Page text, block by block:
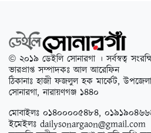
© ২০১৯ ডেইলি সোনারগা । সর্বস্বত্ব
ভারপ্রাপ্ত সম্পাদকঃ আল আরেফিন
ঠিকানাঃ হাজী ফজলুল হক মার্কেট,
সোনারগা, নারায়ণগঞ্জ ১৪৪০
মোবাইলঃ ০১৪০০০০৫৪৮৪,
ইমেইলঃ dailysonargaon@gmail.com